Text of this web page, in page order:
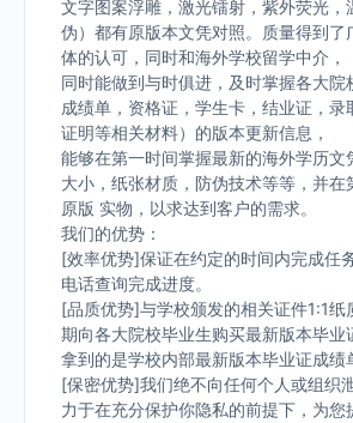
文字图案浮雕，激光镭射，紫外荧光，
伪）都有原版本文凭对照。质量得到了
体的认可，同时和海外学校留学中介，
同时能做到与时俱进，及时掌握各大院
成绩单，资格证，学生卡，结业证，录
证明等相关材料）的版本更新信息，
能够在第一时间掌握最新的海外学历文
大小，纸张材质，防伪技术等等，并在
原版 实物，以求达到客户的需求。
我们的优势：
[效率优势]保证在约定的时间内完成任
电话查询完成进度。
[品质优势]与学校颁发的相关证件1:1纸
期向各大院校毕业生购买最新版本毕业
拿到的是学校内部最新版本毕业证成绩
[保密优势]我们绝不向任何个人或组织
力于在充分保护你隐私的前提下，为您